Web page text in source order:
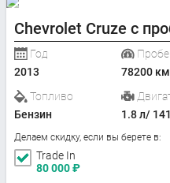
Chevrolet Cruze с
Год
2013
78200 км
Топливо
Бензин
1.8 л/
Делаем скидку, если вы берете в:
Trade In
80 000₽